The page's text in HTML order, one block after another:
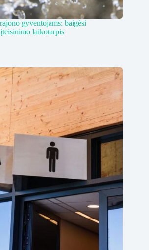
gyventojams: baigėsi
laikotarpis